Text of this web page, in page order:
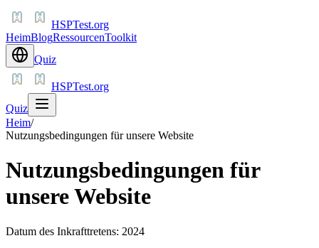
HSPTest.org
HeimBlogRessourcenToolkit
Quiz
HSPTest.org
Quiz
Heim/
Nutzungsbedingungen für unsere Website
Nutzungsbedingungen für
unsere Website
Datum des Inkrafttretens: 2024